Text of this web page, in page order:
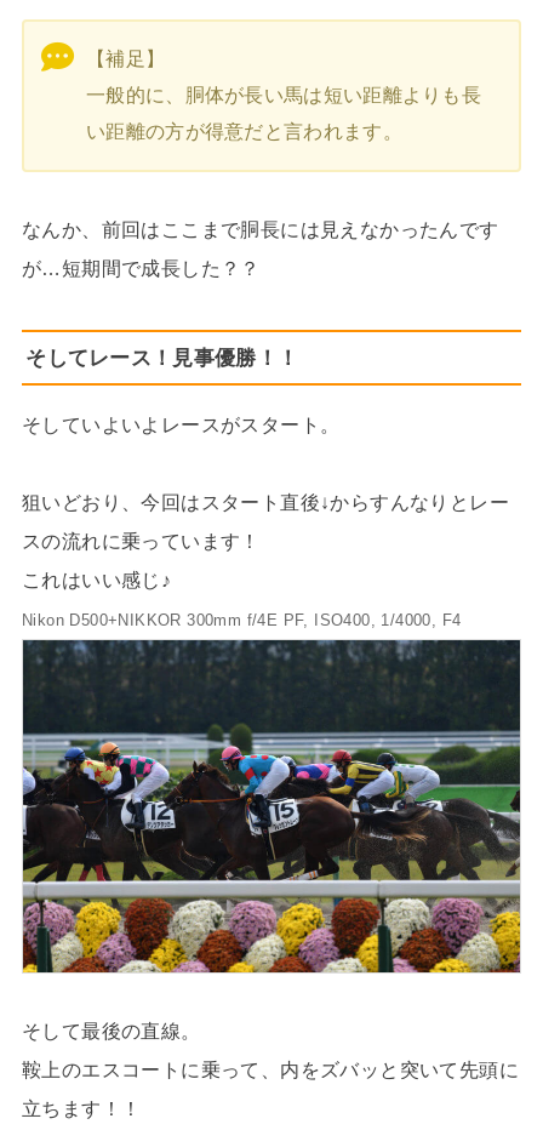
【補足】
一般的に、胴体が長い馬は短い距離よりも長
い距離の方が得意だと言われます。
なんか、前回はここまで胴長には見えなかったんです
が…短期間で成長した？？
そしてレース！見事優勝！！
そしていよいよレースがスタート。
狙いどおり、今回はスタート直後↓からすんなりとレー
スの流れに乗っています！
これはいい感じ♪
Nikon D500+NIKKOR 300mm f/4E PF, ISO400, 1/4000, F4
そして最後の直線。
鞍上のエスコートに乗って、内をズバッと突いて先頭に
立ちます！！